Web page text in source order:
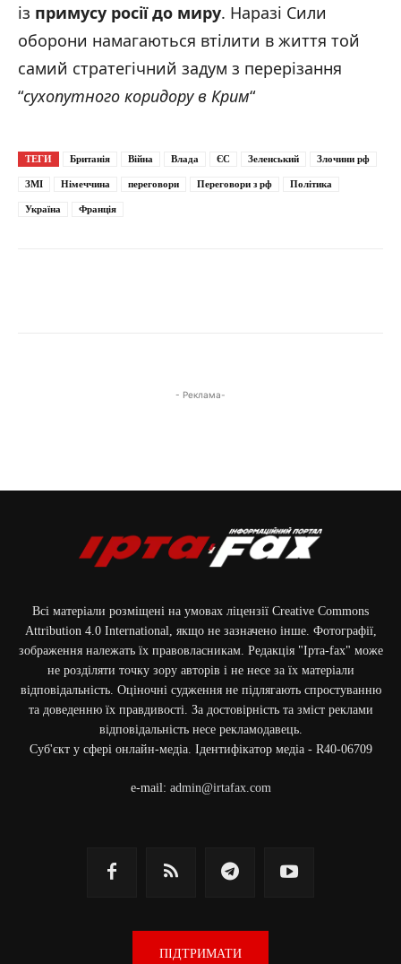
із примусу росії до миру. Наразі Сили
оборони намагаються втілити в життя той
самий стратегічний задум з перерізання
“сухопутного коридору в Крим“
ТЕГИ Британія Війна Влада ЄС Зеленський Злочини рф
ЗМІ Німеччина переговори Переговори з рф Політика
Україна Франція
- Реклама-
Всі матеріали розміщені на умовах ліцензії Creative Commons
Attribution 4.0 International, якщо не зазначено інше. Фотографії,
зображення належать їх правовласникам. Редакція "Ірта-fax" може
не розділяти точку зору авторів і не несе за їх матеріали
відповідальність. Оціночні судження не підлягають спростуванню
та доведенню їх правдивості. За достовірність та зміст реклами
відповідальність несе рекламодавець.
Cуб'єкт у сфері онлайн-медіа. Ідентифікатор медіа - R40-06709
e-mail: admin@irtafax.com
ПІДТРИМАТИ